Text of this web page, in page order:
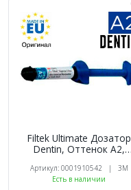
Filtek Ultimate Дозатор
Dentin, Оттенок A2,
реставрационный
композит 3M
Артикул: 0001910542 | 3M
Есть в наличии